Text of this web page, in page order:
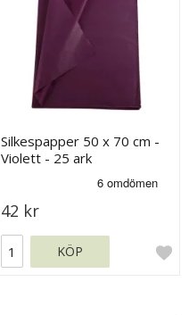
Silkespapper 50 x 70 cm -
Violett - 25 ark
42 kr
KÖP